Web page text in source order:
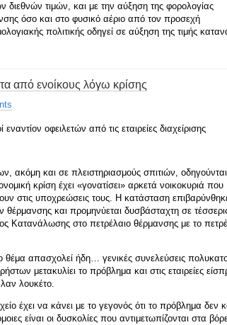
διεθνών τιμών, και με την αύξηση της φορολογίας
όσο και στο φυσικό αέριο από τον προσεχή
πολιτικής οδηγεί σε αύξηση της τιμής
από ενοίκους λόγω κρίσης
οφειλετών από τις εταιρείες διαχείρισης
ακόμη και σε πλειστηριασμούς σπιτιών, οδηγούνται
κρίση έχει «γονατίσει» αρκετά νοικοκυριά που
στις υποχρεώσεις τους. Η κατάσταση
και προμηνύεται δυσβάσταχτη σε
Κατανάλωσης στο πετρέλαιο θέρμανσης με το
θέμα απασχολεί ήδη… γενικές συνελεύσεις
μετακυλίει το πρόβλημα και στις εταιρείες
λουκέτο.
έχει να κάνει με το γεγονός ότι το πρόβλημα δεν
είναι οι δυσκολίες που αντιμετωπίζονται στα